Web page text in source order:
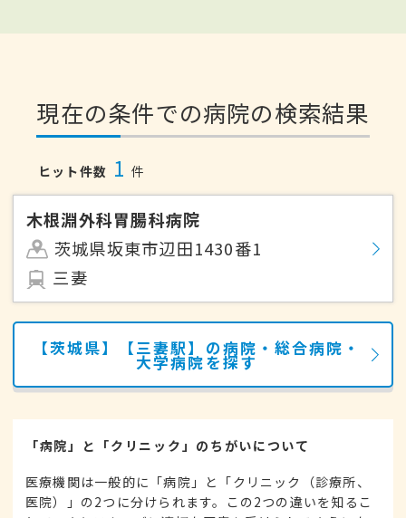
現在の条件での病院の検索結果
ヒット件数 1 件
木根淵外科胃腸科病院
茨城県坂東市辺田1430番1
三妻
【茨城県】【三妻駅】の病院・総合病院・
大学病院を探す
「病院」と「クリニック」のちがいについて
医療機関は一般的に「病院」と「クリニック（診療所、
医院）」の2つに分けられます。この2つの違いを知るこ